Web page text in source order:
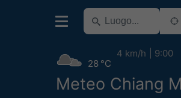
Meteo Chiang
28 °C
4 km/h 9:00